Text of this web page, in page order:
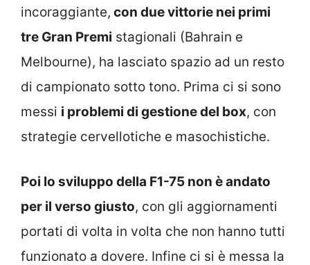
incoraggiante, con due vittorie nei primi
tre Gran Premi stagionali (Bahrain e
Melbourne), ha lasciato spazio ad un resto
di campionato sotto tono. Prima ci si sono
messi i problemi di gestione del box, con
strategie cervellotiche e masochistiche.
Poi lo sviluppo della F1-75 non è andato
per il verso giusto, con gli aggiornamenti
portati di volta in volta che non hanno tutti
funzionato a dovere. Infine ci si è messa la